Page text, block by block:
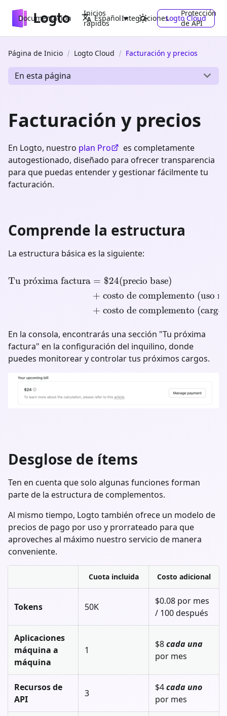
Documentación
Inicios
rápidos
Integraciones
Protección
de API
Español Logto Cloud
Página de Inicio Logto Cloud Facturación y precios
En esta página
Facturación y precios
En Logto, nuestro plan Pro
es completamente
autogestionado, diseñado para ofrecer transparencia
para que puedas entender y gestionar fácilmente tu
facturación.
Comprende la estructura
La estructura básica es la siguiente:
\begin{align*} \text{Tu
Tu pro
ˊxima factura = $24(precio base)
+ costo de complemento (uso
+ costo de complemento (cargo
En la consola, encontrarás una sección "Tu próxima
factura" en la configuración del inquilino, donde
puedes monitorear y controlar tus próximos cargos.
Desglose de ítems
Ten en cuenta que solo algunas funciones forman
parte de la estructura de complementos.
Al mismo tiempo, Logto también ofrece un modelo de
precios de pago por uso y prorrateado para que
aproveches al máximo nuestro servicio de manera
conveniente.
Cuota incluida Costo adicional
Tokens 50K
$0.08 por mes
/ 100 después
Aplicaciones
máquina a
máquina
1
$8cada una
por mes
Recursos de
API
3
$4cada uno
por mes